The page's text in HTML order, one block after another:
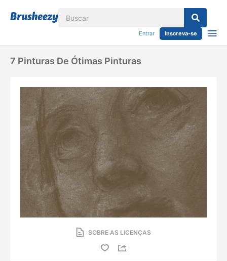
Entrar Inscreva-se
7 Pinturas De Ótimas Pinturas
SOBRE AS LICENÇAS